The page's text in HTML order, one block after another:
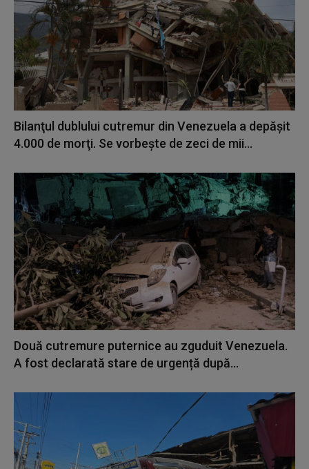
Bilanţul dublului cutremur din Venezuela a depăşit
4.000 de morţi. Se vorbește de zeci de mii...
Două cutremure puternice au zguduit Venezuela.
A fost declarată stare de urgență după...